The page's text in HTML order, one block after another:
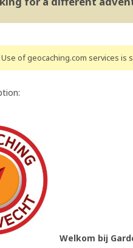
of geocaching.com services is
Welkom bij